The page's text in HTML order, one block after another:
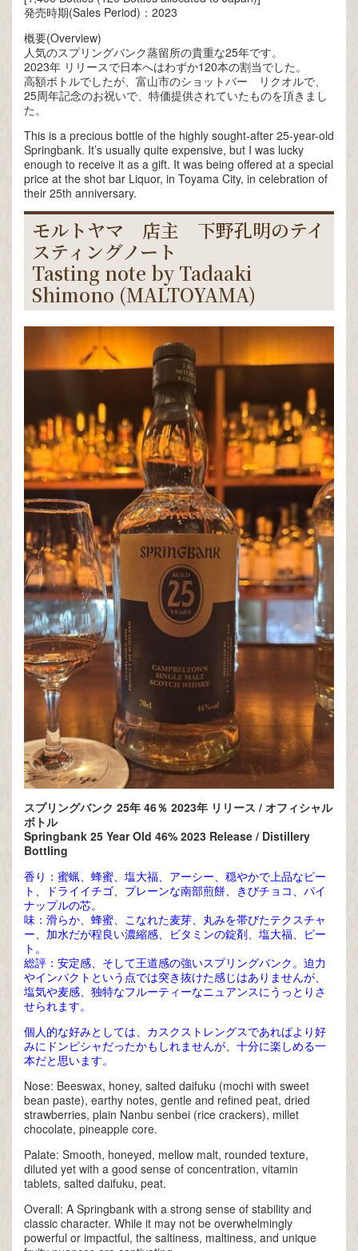
発売時期(Sales Period)：2023
概要(Overview)
人気のスプリングバンク蒸留所の貴重な25年です。
2023年 リリースで日本へはわずか120本の割当でした。
高額ボトルでしたが、富山市のショットバー リクオルで、
25周年記念のお祝いで、特価提供されていたものを頂きまし
た。
This is a precious bottle of the highly sought-after 25-year-old
Springbank. It’s usually quite expensive, but I was lucky
enough to receive it as a gift. It was being offered at a special
price at the shot bar Liquor, in Toyama City, in celebration of
their 25th anniversary.
モルトヤマ 店主 下野孔明のテイ
スティングノート
Tasting note by Tadaaki
Shimono (MALTOYAMA)
スプリングバンク 25年 46％ 2023年 リリース / オフィシャル
ボトル
Springbank 25 Year Old 46% 2023 Release / Distillery
Bottling
香り：蜜蝋、蜂蜜、塩大福、アーシー、穏やかで上品なピー
ト、ドライイチゴ、プレーンな南部煎餅、きびチョコ、パイ
ナップルの芯。
味：滑らか、蜂蜜、こなれた麦芽、丸みを帯びたテクスチャ
ー、加水だが程良い濃縮感、ビタミンの錠剤、塩大福、ピー
ト。
総評：安定感、そして王道感の強いスプリングバンク。迫力
やインパクトという点では突き抜けた感じはありませんが、
塩気や麦感、独特なフルーティーなニュアンスにうっとりさ
せられます。
個人的な好みとしては、カスクストレングスであればより好
みにドンピシャだったかもしれませんが、十分に楽しめる一
本だと思います。
Nose: Beeswax, honey, salted daifuku (mochi with sweet
bean paste), earthy notes, gentle and refined peat, dried
strawberries, plain Nanbu senbei (rice crackers), millet
chocolate, pineapple core.
Palate: Smooth, honeyed, mellow malt, rounded texture,
diluted yet with a good sense of concentration, vitamin
tablets, salted daifuku, peat.
Overall: A Springbank with a strong sense of stability and
classic character. While it may not be overwhelmingly
powerful or impactful, the saltiness, maltiness, and unique